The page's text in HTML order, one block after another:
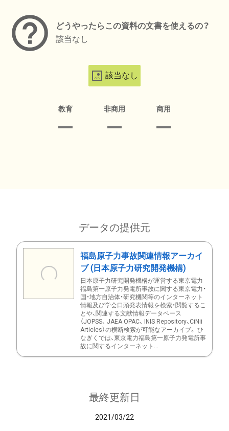
どうやったらこの資料の文書を使えるの？
該当なし
該当なし
教育 非商用 商用
データの提供元
福島原子力事故関連情報アーカイ
ブ (日本原子力研究開発機構)
日本原子力研究開発機構が運営する東京電力
福島第一原子力発電所事故に関する東京電力・
国・地方自治体・研究機関等のインターネット
情報及び学会口頭発表情報を検索・閲覧するこ
とや、関連する文献情報データベース
（JOPSS、 JAEA OPAC、 INIS Repository、CiNii
Articles）の横断検索が可能なアーカイブ。 ひ
なぎくでは、東京電力福島第一原子力発電所事
故に関するインターネット...
最終更新日
2021/03/22